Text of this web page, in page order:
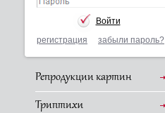
регистрация забыли пароль?
Репродукции картин
Триптихи